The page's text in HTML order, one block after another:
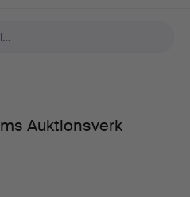
Auktionsverk